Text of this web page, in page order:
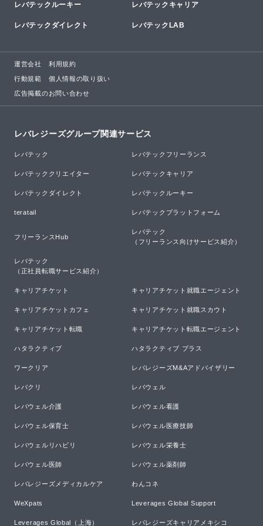
レバテックルーキー レバテックキャリア
レバテックダイレクト レバテックLAB
運営会社 利用規約
行動規範 個人情報の取り扱い
広告掲載のお問い合わせ
レバレジーズグループ関連サービス
レバテック レバテックフリーランス
レバテッククリエイター レバテックキャリア
レバテックダイレクト レバテックルーキー
teratail レバテックプラットフォーム
フリーランスHub
レバテック
（フリーランス向けサービス紹介）
レバテック
（正社員転職サービス紹介）
キャリアチケット キャリアチケット就職エージェント
キャリアチケットカフェ キャリアチケット就職スカウト
キャリアチケット転職 キャリアチケット転職エージェント
ハタラクティブ ハタラクティブ プラス
ワークリア レバレジーズM&Aアドバイザリー
レバクリ レバウェル
レバウェル介護 レバウェル看護
レバウェル保育士 レバウェル医療技師
レバウェルリハビリ レバウェル栄養士
レバウェル医師 レバウェル薬剤師
レバレジーズメディカルケア わんコネ
WeXpats Leverages Global Support
Leverages Global（上海） レバレジーズキャリアメキシコ